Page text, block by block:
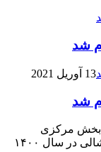
شد
13 آوریل 2021
شد
بخش مرکزی
شهرستان محمودآباد از اعلام نرخ نشاء شالی در سال ۱۴۰۰